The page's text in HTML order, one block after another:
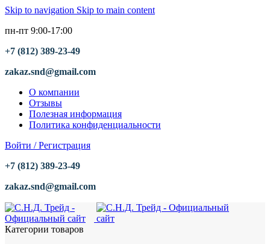
Skip to navigation Skip to main content
пн-пт 9:00-17:00
+7 (812) 389-23-49
zakaz.snd@gmail.com
О компании
Отзывы
Полезная информация
Политика конфиденциальности
Войти / Регистрация
+7 (812) 389-23-49
zakaz.snd@gmail.com
Категории товаров